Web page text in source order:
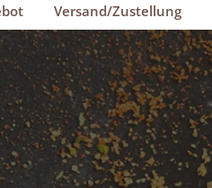
Versand/Zustellung